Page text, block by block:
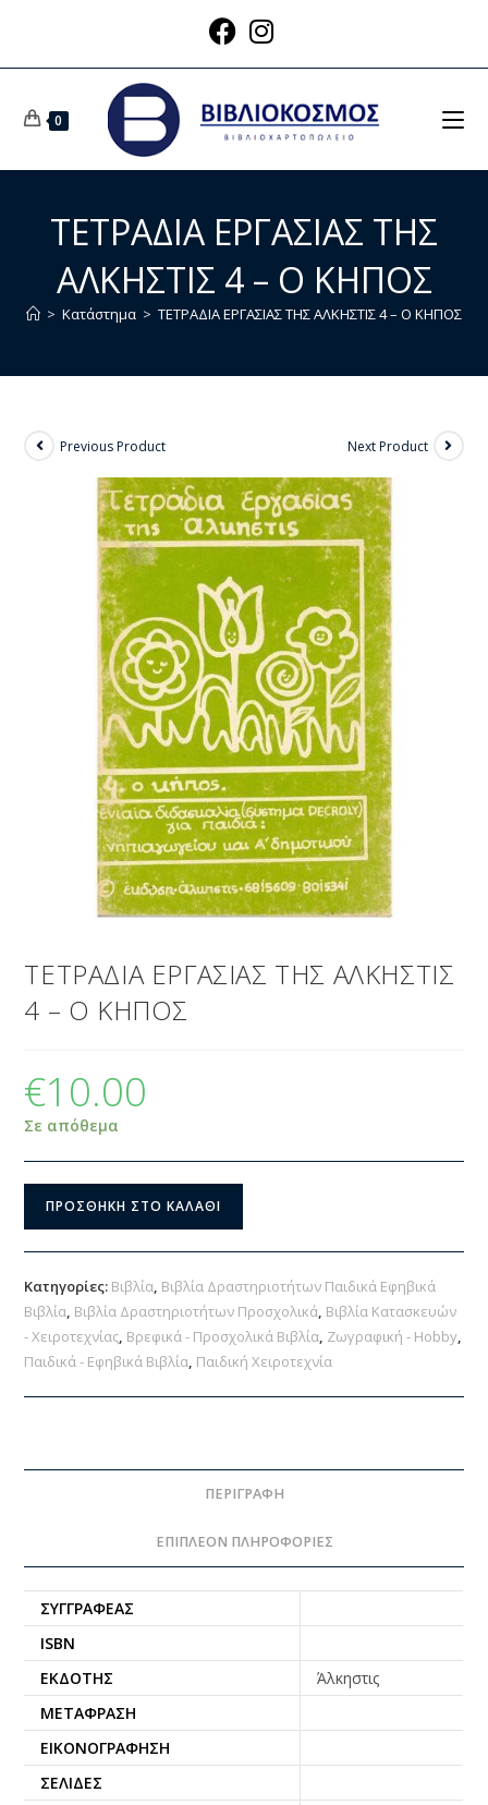
0
ΤΕΤΡΑΔΙΑ ΕΡΓΑΣΙΑΣ ΤΗΣ
ΑΛΚΗΣΤΙΣ 4 – Ο ΚΗΠΟΣ
> Κατάστημα > ΤΕΤΡΑΔΙΑ ΕΡΓΑΣΙΑΣ ΤΗΣ ΑΛΚΗΣΤΙΣ 4 – Ο ΚΗΠΟΣ
Previous Product Next Product
ΤΕΤΡΑΔΙΑ ΕΡΓΑΣΙΑΣ ΤΗΣ ΑΛΚΗΣΤΙΣ
4 – Ο ΚΗΠΟΣ
€10.00
Σε απόθεμα
ΠΡΟΣΘΉΚΗ ΣΤΟ ΚΑΛΆΘΙ
Κατηγορίες: Βιβλία, Βιβλία Δραστηριοτήτων Παιδικά Εφηβικά
Βιβλία, Βιβλία Δραστηριοτήτων Προσχολικά, Βιβλία Κατασκευών
- Χειροτεχνίας, Βρεφικά - Προσχολικά Βιβλία, Ζωγραφική - Hobby,
Παιδικά - Εφηβικά Βιβλία, Παιδική Χειροτεχνία
ΠΕΡΙΓΡΑΦΉ
ΕΠΙΠΛΈΟΝ ΠΛΗΡΟΦΟΡΊΕΣ
ΣΥΓΓΡΑΦΈΑΣ
ISBN
ΕΚΔΌΤΗΣ
Άλκηστις
ΜΕΤΆΦΡΑΣΗ
ΕΙΚΟΝΟΓΡΆΦΗΣΗ
ΣΕΛΊΔΕΣ